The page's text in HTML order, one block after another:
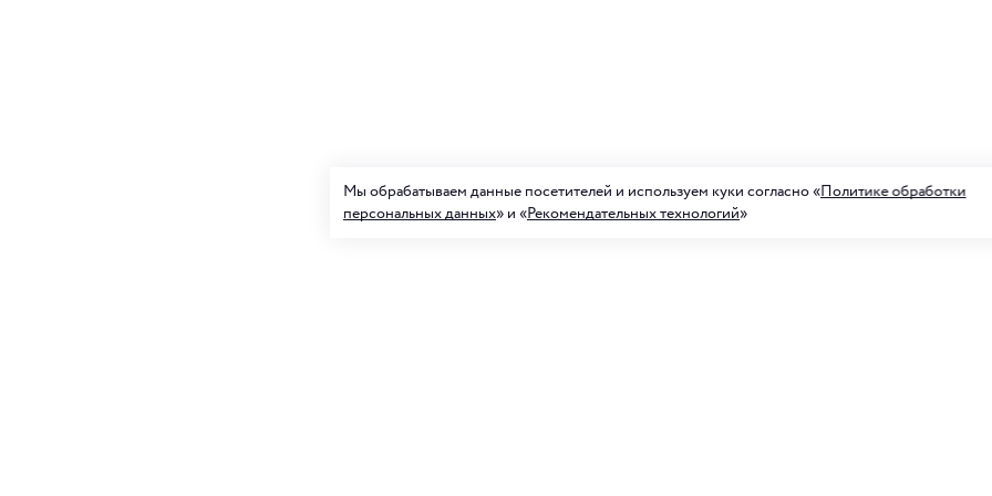
Мы обрабатываем данные посетителей и используем куки согласно «Политике обработки
персональных данных» и «Рекомендательных технологий»